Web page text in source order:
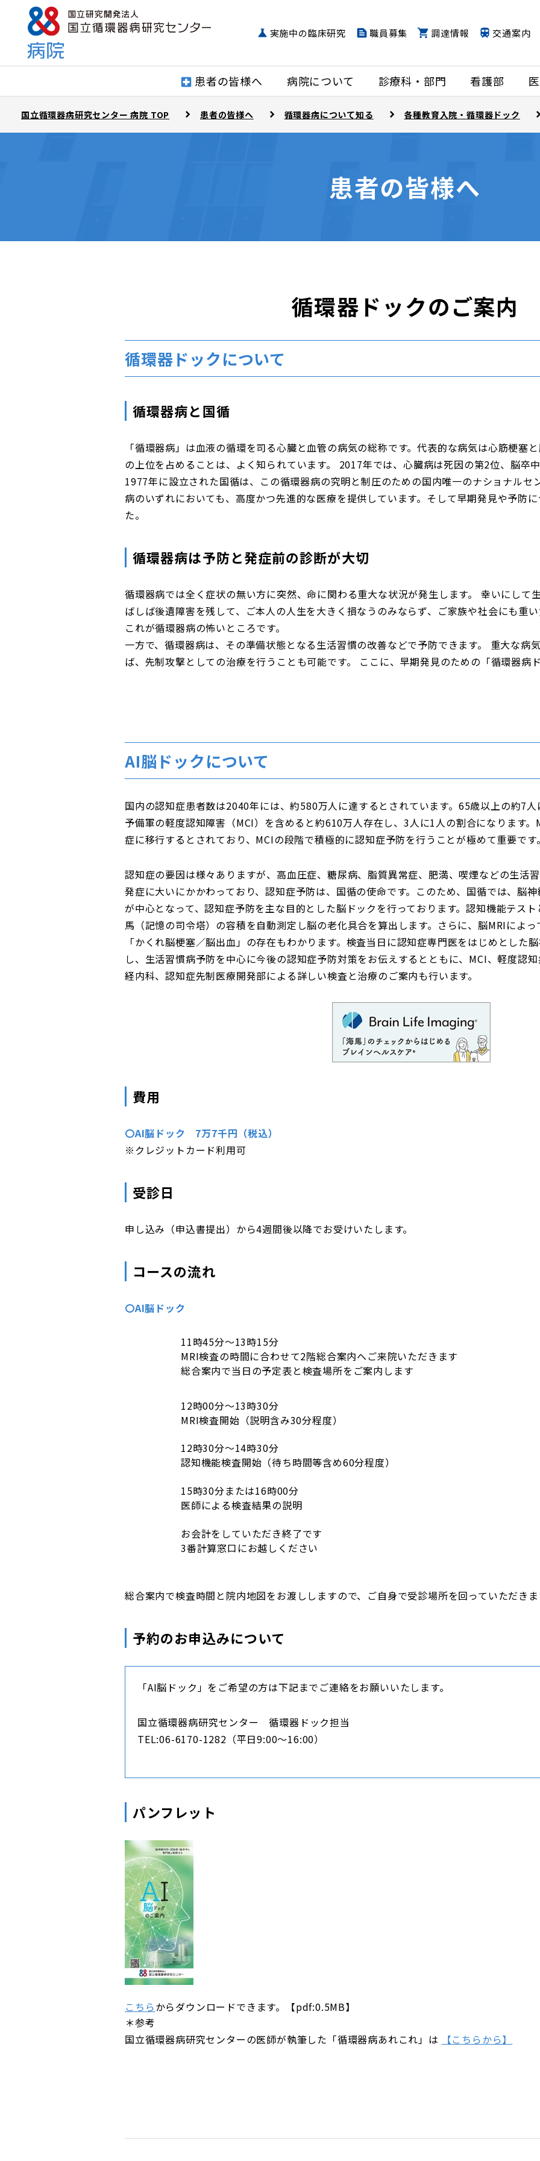
患者の皆様へ 病院について 診療科・部門 看護部
実施中の臨床研究 職員募集 調達情報 交通案内
国立循環器病研究センター 病院 TOP 患者の皆様へ 循環器病について知る 各種教育入院・循環器ドック
患者の皆様へ
循環器ドックのご案内
循環器ドックについて
循環器病と国循
「循環器病」は血液の循環を司る心臓と血管の病気の総称です。代表的な病気は心筋梗塞
の上位を占めることは、よく知られています。 2017年では、心臓病は死因の第2位、脳卒
1977年に設立された国循は、この循環器病の究明と制圧のための国内唯一のナショナルセ
病のいずれにおいても、高度かつ先進的な医療を提供しています。そして早期発見や予防
た。
循環器病は予防と発症前の診断が大切
循環器病では全く症状の無い方に突然、命に関わる重大な状況が発生します。 幸いにして
ばしば後遺障害を残して、ご本人の人生を大きく損なうのみならず、ご家族や社会にも重
これが循環器病の怖いところです。
一方で、循環器病は、その準備状態となる生活習慣の改善などで予防できます。 重大な病
ば、先制攻撃としての治療を行うことも可能です。 ここに、早期発見のための「循環器病
AI脳ドックについて
国内の認知症患者数は2040年には、約580万人に達するとされています。65歳以上の約7
予備軍の軽度認知障害（MCI）を含めると約610万人存在し、3人に1人の割合になります
症に移行するとされており、MCIの段階で積極的に認知症予防を行うことが極めて重要です
認知症の要因は様々ありますが、高血圧症、糖尿病、脂質異常症、肥満、喫煙などの生活
発症に大いにかかわっており、認知症予防は、国循の使命です。このため、国循では、脳
が中心となって、認知症予防を主な目的とした脳ドックを行っております。認知機能テス
馬（記憶の司令塔）の容積を自動測定し脳の老化具合を算出します。さらに、脳MRIによ
「かくれ脳梗塞／脳出血」の存在もわかります。検査当日に認知症専門医をはじめとした
し、生活習慣病予防を中心に今後の認知症予防対策をお伝えするとともに、MCI、軽度認
経内科、認知症先制医療開発部による詳しい検査と治療のご案内も行います。
費用
〇AI脳ドック 7万7千円（税込）
※クレジットカード利用可
受診日
申し込み（申込書提出）から4週間後以降でお受けいたします。
コースの流れ
〇AI脳ドック
11時45分～13時15分
MRI検査の時間に合わせて2階総合案内へご来院いただきます
総合案内で当日の予定表と検査場所をご案内します
12時00分～13時30分
MRI検査開始（説明含み30分程度）
12時30分～14時30分
認知機能検査開始（待ち時間等含め60分程度）
15時30分または16時00分
医師による検査結果の説明
お会計をしていただき終了です
3番計算窓口にお越しください
総合案内で検査時間と院内地図をお渡ししますので、ご自身で受診場所を回っていただき
予約のお申込みについて
「AI脳ドック」をご希望の方は下記までご連絡をお願いいたします。
国立循環器病研究センター 循環器ドック担当
TEL:06-6170-1282（平日9:00～16:00）
パンフレット
こちらからダウンロードできます。【pdf:0.5MB】
＊参考
国立循環器病研究センターの医師が執筆した「循環器病あれこれ」は
【こちらから】